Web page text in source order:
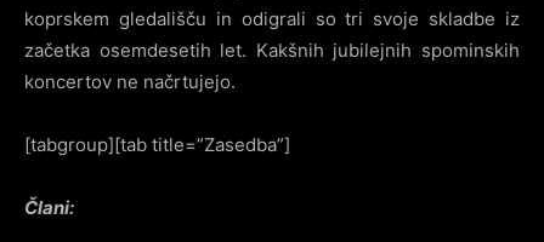
koprskem gledališču in odigrali so tri svoje skladbe iz
začetka osemdesetih let. Kakšnih jubilejnih spominskih
koncertov ne načrtujejo.
[tabgroup][tab title=”Zasedba”]
Člani: